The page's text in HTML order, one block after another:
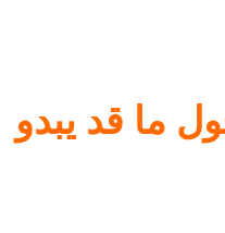
ما قد يبدو